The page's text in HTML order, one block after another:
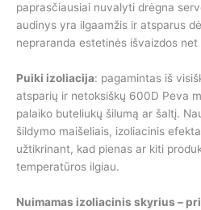
paprasčiausiai nuvalyti drėgna
audinys yra ilgaamžis ir atsparus
nepraranda estetinės išvaizdos
Puiki izoliacija: pagamintas iš
atsparių ir netoksiškų 600D Peva
palaiko buteliukų šilumą ar šaltį.
šildymo maišeliais, izoliacinis
užtikrinant, kad pienas ar kiti
temperatūros ilgiau.
Nuimamas izoliacinis skyrius –